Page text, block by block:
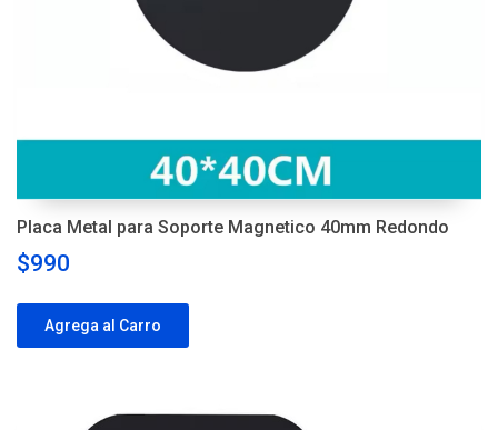
Placa Metal para Soporte Magnetico 40mm Redondo
$990
Agrega al Carro